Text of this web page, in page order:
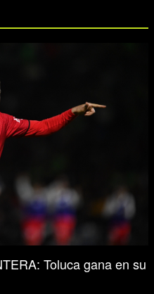
Toluca gana en su